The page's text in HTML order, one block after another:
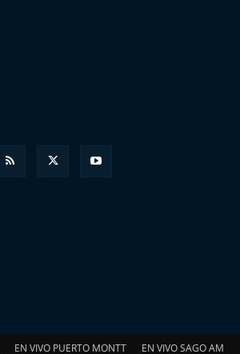
EN VIVO PUERTO MONTT EN VIVO SAGO AM